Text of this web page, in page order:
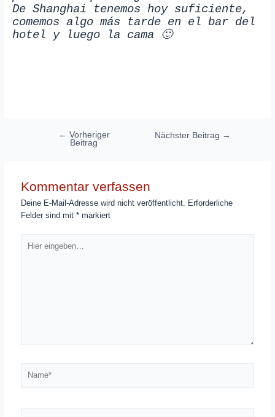
De Shanghai tenemos hoy suficiente,
comemos algo más tarde en el bar del
hotel y luego la cama 🙂
Beitragsnavigation
← Vorheriger
Beitrag
Nächster Beitrag →
Kommentar verfassen
Deine E-Mail-Adresse wird nicht veröffentlicht. Erforderliche
Felder sind mit* markiert
eingeben…